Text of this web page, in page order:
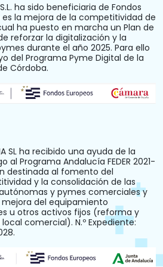
ha sido beneficiaria de Fondos
la mejora de la competitividad de
ha puesto en marcha un Plan de
reforzar la digitalización y la
durante el año 2025. Para ello
del Programa Pyme Digital de la
Córdoba.
SL ha recibido una ayuda de la
al Programa Andalucía FEDER 2021-
destinada al fomento del
y la consolidación de las
y pymes comerciales y
del equipamiento
u otros activos fijos (reforma y
comercial). N.º Expediente: